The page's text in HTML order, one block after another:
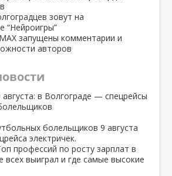
зовут на
“Нейроигры”
запущены комментарии и
авторов
августа: в Волгограде — спецрейсы
болельщиков 9 августа
электричек.
профессий по росту зарплат в
всех выиграл и где самые высокие